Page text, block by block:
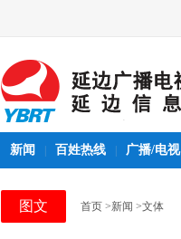
新闻 百姓热线 广播/电视
图文 首页 >新闻 >文体